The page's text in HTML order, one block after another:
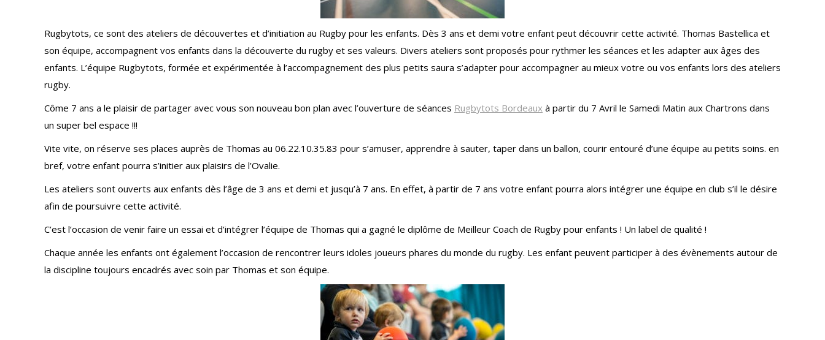
Rugbytots, ce sont des ateliers de découvertes et d’initiation au Rugby pour les enfants. Dès 3 ans et demi votre enfant peut découvrir cette activité. Thomas Bastellica et
son équipe, accompagnent vos enfants dans la découverte du rugby et ses valeurs. Divers ateliers sont proposés pour rythmer les séances et les adapter aux âges des
enfants. L’équipe Rugbytots, formée et expérimentée à l’accompagnement des plus petits saura s’adapter pour accompagner au mieux votre ou vos enfants lors des ateliers
rugby.
Côme 7 ans a le plaisir de partager avec vous son nouveau bon plan avec l’ouverture de séances Rugbytots Bordeaux à partir du 7 Avril le Samedi Matin aux Chartrons dans
un super bel espace !!!
Vite vite, on réserve ses places auprès de Thomas au 06.22.10.35.83 pour s’amuser, apprendre à sauter, taper dans un ballon, courir entouré d’une équipe au petits soins. en
bref, votre enfant pourra s’initier aux plaisirs de l’Ovalie.
Les ateliers sont ouverts aux enfants dès l’âge de 3 ans et demi et jusqu’à 7 ans. En effet, à partir de 7 ans votre enfant pourra alors intégrer une équipe en club s’il le désire
afin de poursuivre cette activité.
C’est l’occasion de venir faire un essai et d’intégrer l’équipe de Thomas qui a gagné le diplôme de Meilleur Coach de Rugby pour enfants ! Un label de qualité !
Chaque année les enfants ont également l’occasion de rencontrer leurs idoles joueurs phares du monde du rugby. Les enfant peuvent participer à des évènements autour de
la discipline toujours encadrés avec soin par Thomas et son équipe.